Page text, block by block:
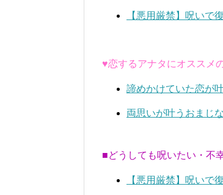
【悪用厳禁】呪いで
♥恋するアナタにオススメ
諦めかけていた恋が
両思いが叶うおまじ
■どうしても呪いたい・不
【悪用厳禁】呪いで